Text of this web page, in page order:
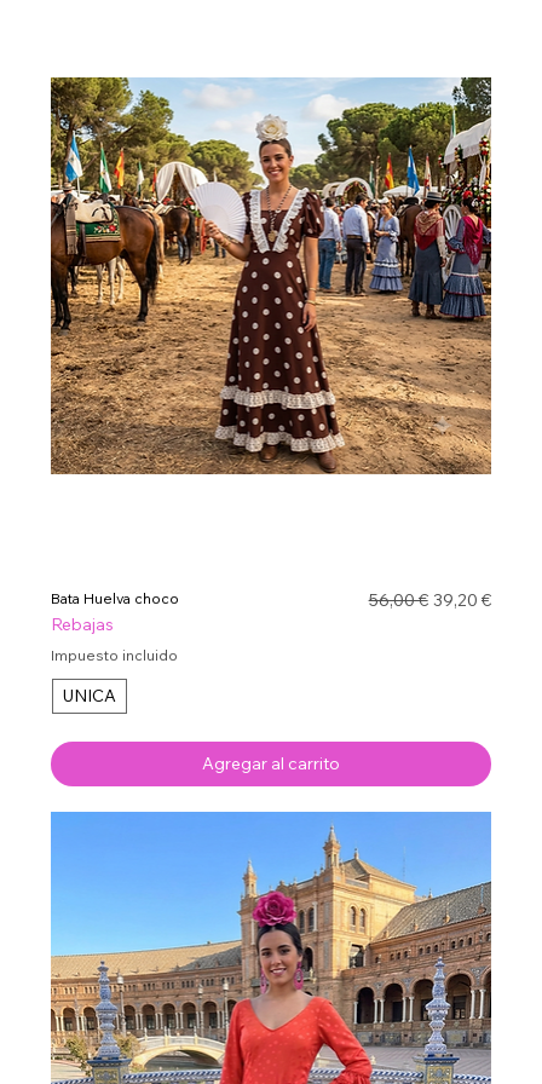
Bata Huelva choco Precio
56,00 € Precio de
39,20 €
Rebajas
Impuesto incluido
UNICA
Agregar al carrito